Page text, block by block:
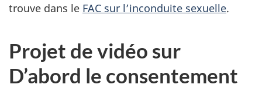
trouve dans le FAC sur l’inconduite sexuelle.
Projet de vidéo sur
D’abord le consentement